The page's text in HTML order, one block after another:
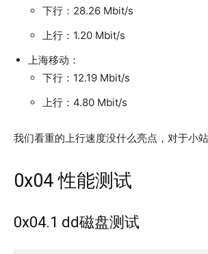
下行：28.26 Mbit/s
上行：1.20 Mbit/s
上海移动：
下行：12.19 Mbit/s
上行：4.80 Mbit/s
我们看重的上行速度没什么亮点，对于小
0x04 性能测试
0x04.1 dd磁盘测试